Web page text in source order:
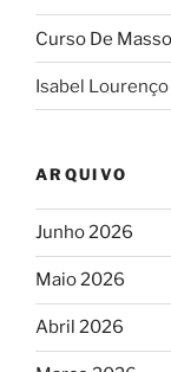
Curso De
Isabel Lourenço
ARQUIVO
Junho 2026
Maio 2026
Abril 2026